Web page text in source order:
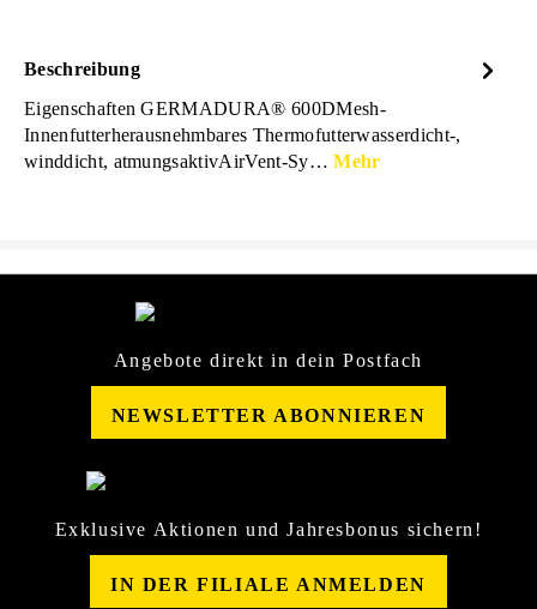
Beschreibung
Eigenschaften GERMADURA® 600DMesh-
Innenfutterherausnehmbares Thermofutterwasserdicht-,
winddicht, atmungsaktivAirVent-Sy…Mehr
Angebote direkt in dein Postfach
NEWSLETTER ABONNIEREN
Exklusive Aktionen und Jahresbonus sichern!
IN DER FILIALE ANMELDEN